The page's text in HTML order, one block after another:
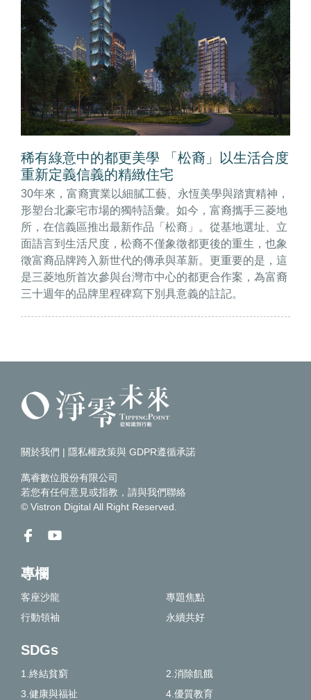
稀有綠意中的都更美學 「松裔」以生活合度
重新定義信義的精緻住宅
30年來，富裔實業以細膩工藝、永恆美學與踏實精神，
形塑台北豪宅市場的獨特語彙。如今，富裔攜手三菱地
所，在信義區推出最新作品「松裔」。從基地選址、立
面語言到生活尺度，松裔不僅象徵都更後的重生，也象
徵富裔品牌跨入新世代的傳承與革新。更重要的是，這
是三菱地所首次參與台灣市中心的都更合作案，為富裔
三十週年的品牌里程碑寫下別具意義的註記。
關於我們 | 隱私權政策與 GDPR遵循承諾
萬睿數位股份有限公司
若您有任何意見或指教，請與我們聯絡
© Vistron Digital All Right Reserved.
專欄
客座沙龍
專題焦點
行動領袖
永續共好
SDGs
1.終結貧窮
2.消除飢餓
3.健康與福祉
4.優質教育